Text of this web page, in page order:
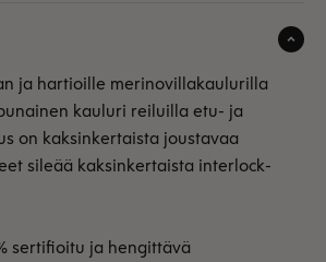
ja hartioille merinovillakaulurilla
kauluri reiluilla etu- ja
on kaksinkertaista joustavaa
sileää kaksinkertaista interlock-
sertifioitu ja hengittävä